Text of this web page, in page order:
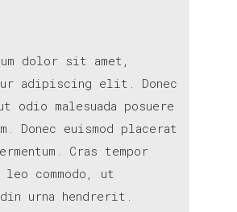
dolor sit amet,
adipiscing elit. Donec
odio malesuada posuere
Donec euismod placerat
Cras tempor
commodo, ut
urna hendrerit.